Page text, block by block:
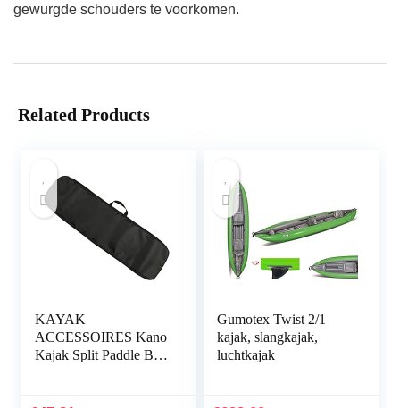
gewurgde schouders te voorkomen.
Related Products
KAYAK
ACCESSOIRES Kano
Kajak Split Paddle Bag
Gumotex Twist 2/1
kajak, slangkajak,
luchtkajak